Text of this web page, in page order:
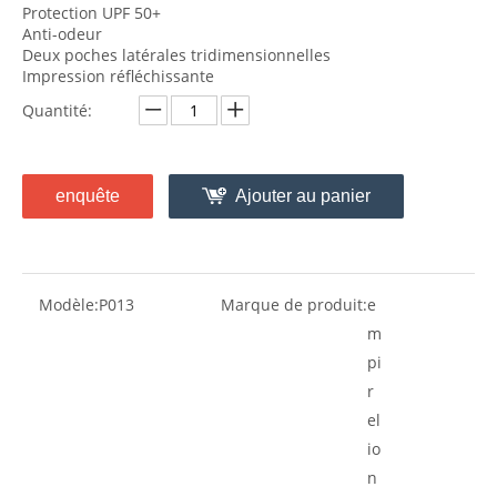
Protection UPF 50+
Anti-odeur
Deux poches latérales tridimensionnelles
Impression réfléchissante
Quantité:
enquête Ajouter au panier
Modèle:P013 Marque de produit:e
m
pi
r
el
io
n